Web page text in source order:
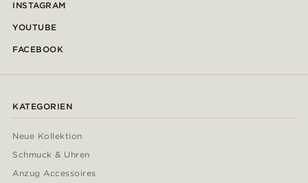
INSTAGRAM
YOUTUBE
FACEBOOK
KATEGORIEN
Neue Kollektion
Schmuck & Uhren
Anzug Accessoires